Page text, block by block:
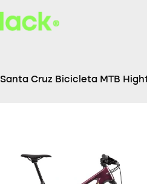
Santa Cruz Bicicleta MTB